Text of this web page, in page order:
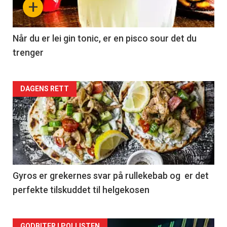
+
Når du er lei gin tonic, er en pisco sour det du
trenger
Forsiden
akkurat
nå
-
2
DAGENS RETT
Gyros er grekernes svar på rullekebab og er det
perfekte tilskuddet til helgekosen